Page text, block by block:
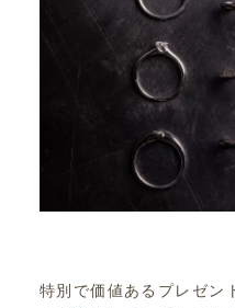
特別で価値あるプレゼン